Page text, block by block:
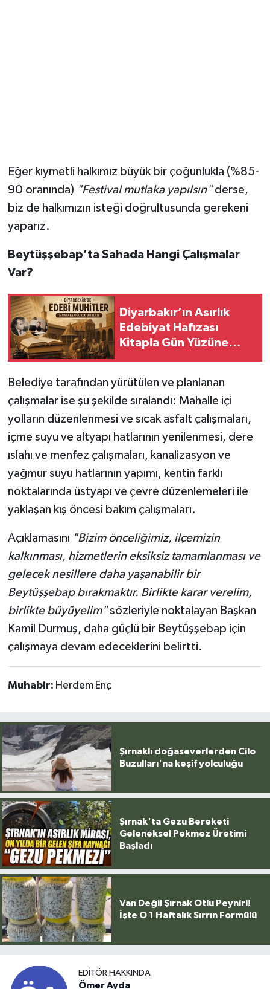
Eğer kıymetli halkımız büyük bir çoğunlukla (%85-
90 oranında) "Festival mutlaka yapılsın"derse,
biz de halkımızın isteği doğrultusunda gerekeni
yaparız.
Beytüşşebap’ta Sahada Hangi Çalışmalar
Var?
Diyarbakır’ın Asırlık
Edebiyat Hafızası
Kitapla Gün Yüzüne
Belediye tarafından yürütülen ve planlanan
çalışmalar ise şu şekilde sıralandı: Mahalle içi
yolların düzenlenmesi ve sıcak asfalt çalışmaları,
içme suyu ve altyapı hatlarının yenilenmesi, dere
ıslahı ve menfez çalışmaları, kanalizasyon ve
yağmur suyu hatlarının yapımı, kentin farklı
noktalarında üstyapı ve çevre düzenlemeleri ile
yaklaşan kış öncesi bakım çalışmaları.
Açıklamasını "Bizim önceliğimiz, ilçemizin
kalkınması, hizmetlerin eksiksiz tamamlanması ve
gelecek nesillere daha yaşanabilir bir
Beytüşşebap bırakmaktır. Birlikte karar verelim,
birlikte büyüyelim"sözleriyle noktalayan Başkan
Kamil Durmuş, daha güçlü bir Beytüşşebap için
çalışmaya devam edeceklerini belirtti.
Muhabir: Herdem Enç
Şırnaklı doğaseverlerden Cilo
Buzulları'na keşif yolculuğu
Şırnak'ta Gezu Bereketi
Geleneksel Pekmez Üretimi
Başladı
Van Değil Şırnak Otlu Peyniri!
İşte O 1 Haftalık Sırrın Formülü
EDITÖR HAKKINDA
Ömer Ayda